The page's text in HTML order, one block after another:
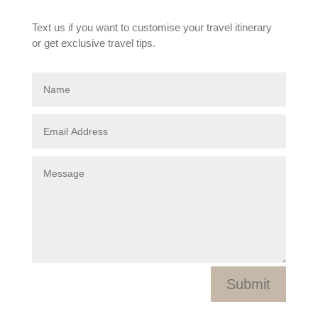
Text us if you want to customise your travel itinerary
or get exclusive travel tips.
Submit